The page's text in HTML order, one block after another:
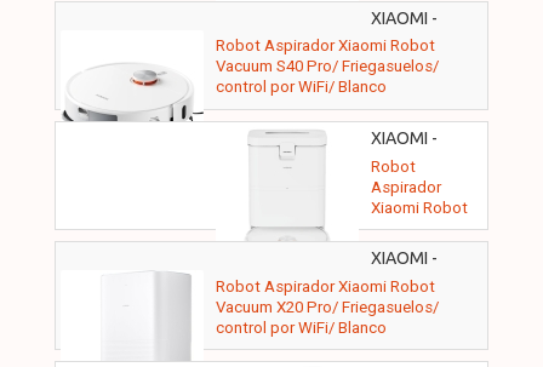
Friegasuelos/
control por
WiFi/ Blanco
XIAOMI -
Robot Aspirador Xiaomi Robot
Vacuum S40 Pro/ Friegasuelos/
control por WiFi/ Blanco
XIAOMI -
BHR08GUEU
Robot
Aspirador
Xiaomi Robot
Vacuum H50/
Friegasuelos/
control por
WiFi/ Blanco
XIAOMI -
BHR8859EU
Robot Aspirador Xiaomi Robot
Vacuum X20 Pro/ Friegasuelos/
control por WiFi/ Blanco